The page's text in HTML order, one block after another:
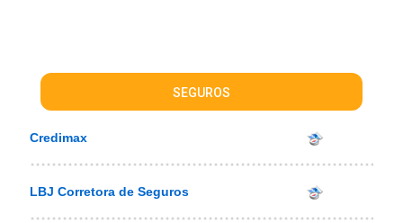
SEGUROS
Credimax
LBJ Corretora de Seguros